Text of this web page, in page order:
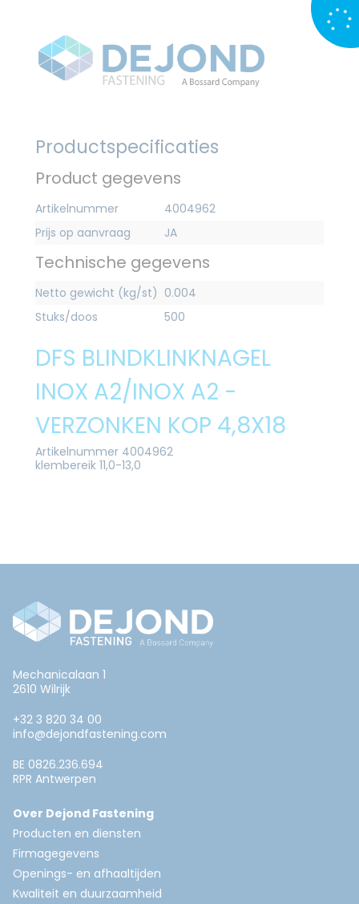
Productspecificaties
Product gegevens
Artikelnummer
4004962
Prijs op aanvraag
JA
Technische gegevens
Netto gewicht (kg/st) 0.004
Stuks/doos
500
DFS BLINDKLINKNAGEL
INOX A2/INOX A2 -
VERZONKEN KOP 4,8X18
Artikelnummer 4004962
klembereik 11,0-13,0
Mechanicalaan 1
2610 Wilrijk
+32 3 820 34 00
info@dejondfastening.com
BE 0826.236.694
RPR Antwerpen
Over Dejond Fastening
Producten en diensten
Firmagegevens
Openings- en afhaaltijden
Kwaliteit en duurzaamheid